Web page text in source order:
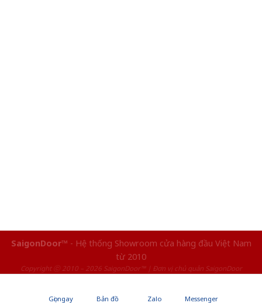
SaigonDoor™ - Hệ thống Showroom cửa hàng đầu Việt Nam
từ 2010
Copyright ⓒ 2010 – 2026 SaigonDoor™ | Đơn vị chủ quản SaigonDoor
Gọi ngay Bản đồ Zalo Messenger